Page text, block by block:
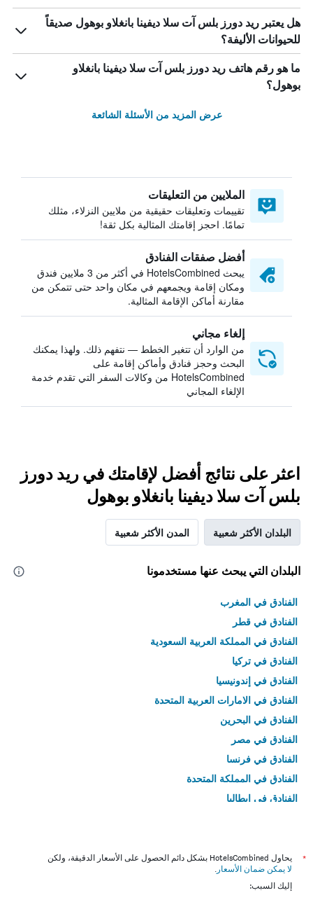
هل يعتبر ريد دورز بلس آت سلا ديفينا بانغلاو بوهول صديقاً
للحيوانات الأليفة؟
ما هو رقم هاتف ريد دورز بلس آت سلا ديفينا بانغلاو
بوهول؟
عرض المزيد من الأسئلة الشائعة
الملايين من التعليقات
تقييمات وتعليقات حقيقية من ملايين النزلاء، مثلك
تمامًا. احجز إقامتك المثالية بكل ثقة!
أفضل صفقات الفنادق
يبحث HotelsCombined في أكثر من 3 ملايين فندق
ومكان إقامة ويجمعهم في مكان واحد حتى تتمكن من
مقارنة أماكن الإقامة المثالية.
إلغاء مجاني
من الوارد أن تتغير الخطط — نتفهم ذلك. ولهذا يمكنك
البحث وحجز فنادق وأماكن إقامة على
HotelsCombined من وكالات السفر التي تقدم خدمة
الإلغاء المجاني
اعثر على نتائج أفضل لإقامتك في ريد دورز
بلس آت سلا ديفينا بانغلاو بوهول
البلدان الأكثر شعبية المدن الأكثر شعبية
البلدان التي يبحث عنها مستخدمونا
الفنادق في المغرب
الفنادق في قطر
الفنادق في المملكة العربية السعودية
الفنادق في تركيا
الفنادق في إندونيسيا
الفنادق في الامارات العربية المتحدة
الفنادق في البحرين
الفنادق في مصر
الفنادق في فرنسا
الفنادق في المملكة المتحدة
الفنادق في إيطاليا
*
يحاول HotelsCombined بشكل دائم الحصول على الأسعار الدقيقة، ولكن
لا يمكن ضمان الأسعار .
إليك السبب: